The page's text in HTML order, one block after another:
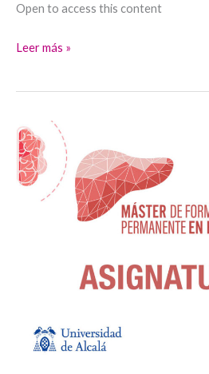
Open to access this content
Leer más »
Oportunidades
en
hepatología